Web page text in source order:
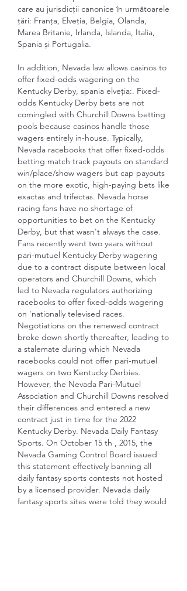
care au jurisdicții canonice în următoarele
țări: Franța, Elveția, Belgia, Olanda,
Marea Britanie, Irlanda, Islanda, Italia,
Spania și Portugalia.
In addition, Nevada law allows casinos to
offer fixed-odds wagering on the
Kentucky Derby, spania elveția:. Fixed-
odds Kentucky Derby bets are not
comingled with Churchill Downs betting
pools because casinos handle those
wagers entirely in-house. Typically,
Nevada racebooks that offer fixed-odds
betting match track payouts on standard
win/place/show wagers but cap payouts
on the more exotic, high-paying bets like
exactas and trifectas. Nevada horse
racing fans have no shortage of
opportunities to bet on the Kentucky
Derby, but that wasn't always the case.
Fans recently went two years without
pari-mutuel Kentucky Derby wagering
due to a contract dispute between local
operators and Churchill Downs, which
led to Nevada regulators authorizing
racebooks to offer fixed-odds wagering
on 'nationally televised races.
Negotiations on the renewed contract
broke down shortly thereafter, leading to
a stalemate during which Nevada
racebooks could not offer pari-mutuel
wagers on two Kentucky Derbies.
However, the Nevada Pari-Mutuel
Association and Churchill Downs resolved
their differences and entered a new
contract just in time for the 2022
Kentucky Derby. Nevada Daily Fantasy
Sports. On October 15 th , 2015, the
Nevada Gaming Control Board issued
this statement effectively banning all
daily fantasy sports contests not hosted
by a licensed provider. Nevada daily
fantasy sports sites were told they would